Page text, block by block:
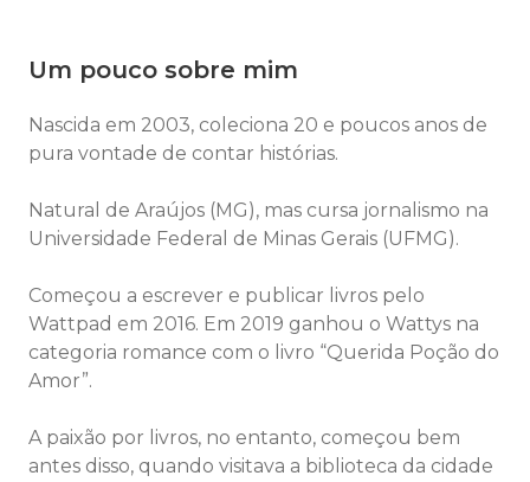
Um pouco sobre mim
Nascida em 2003, coleciona 20 e poucos anos de
pura vontade de contar histórias.
Natural de Araújos (MG), mas cursa jornalismo na
Universidade Federal de Minas Gerais (UFMG).
Começou a escrever e publicar livros pelo
Wattpad em 2016. Em 2019 ganhou o Wattys na
categoria romance com o livro “Querida Poção do
Amor”.
A paixão por livros, no entanto, começou bem
antes disso, quando visitava a biblioteca da cidade